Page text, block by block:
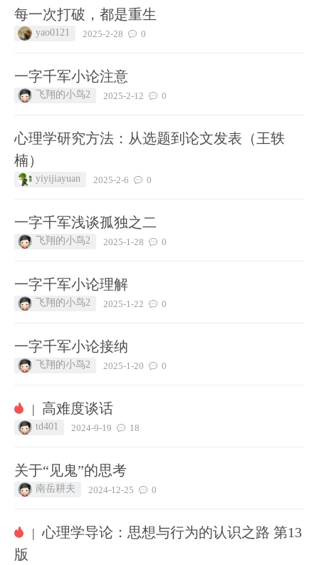
每一次打破，都是重生
yao0121 2025-2-28 0
一字千军小论注意
飞翔的小鸟2 2025-2-12 0
心理学研究方法：从选题到论文发表（王轶
楠）
yiyijiayuan 2025-2-6 0
一字千军浅谈孤独之二
飞翔的小鸟2 2025-1-28 0
一字千军小论理解
飞翔的小鸟2 2025-1-22 0
一字千军小论接纳
飞翔的小鸟2 2025-1-20 0
| 高难度谈话
td401 2024-9-19 18
关于“见鬼”的思考
南岳耕夫 2024-12-25 0
| 心理学导论：思想与行为的认识之路 第13
版